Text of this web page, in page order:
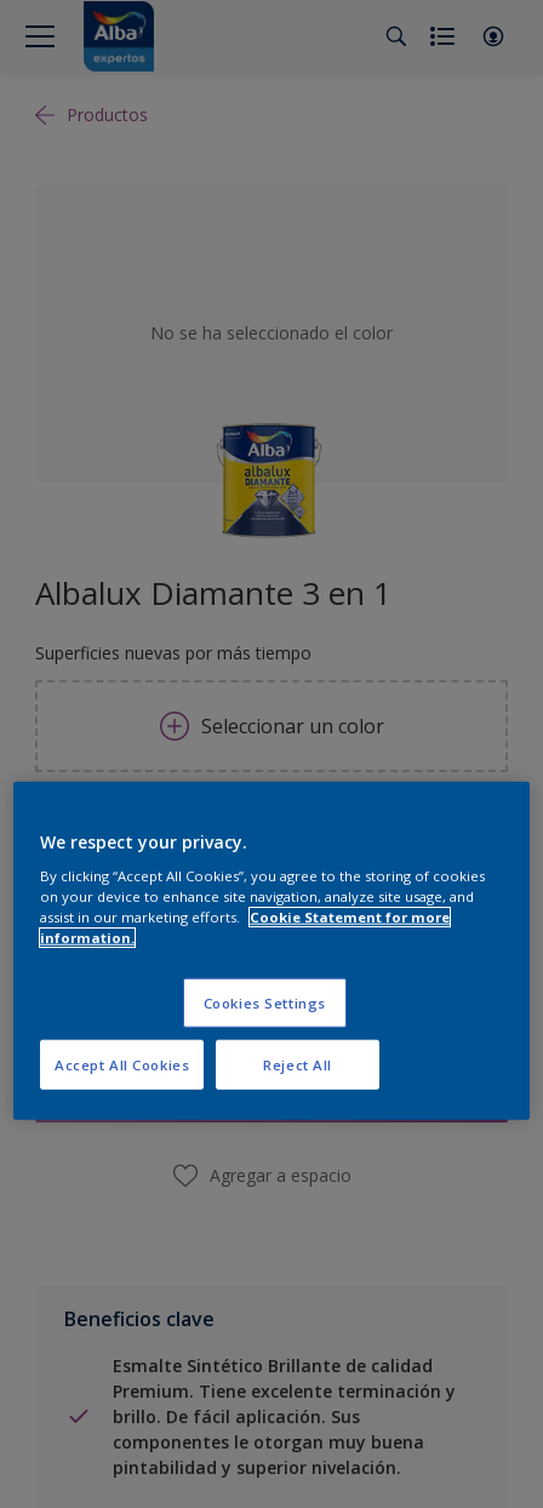
Productos
No se ha seleccionado el color
Albalux Diamante 3 en 1
Superficies nuevas por más tiempo
Seleccionar un color
250 ML
500 ML
4 L
Cantidad Calculadora de pintura
Agregar a la lista de deseos
Encontrar una tienda
Agregar a espacio
Beneficios clave
Esmalte Sintético Brillante de calidad
Premium. Tiene excelente terminación y
brillo. De fácil aplicación. Sus
componentes le otorgan muy buena
pintabilidad y superior nivelación.
We respect your privacy.
By clicking “Accept All Cookies”, you agree to the storing of cookies
on your device to enhance site navigation, analyze site usage, and
assist in our marketing efforts.
Cookie Statement for more
information.
Cookies Settings
Reject All
Accept All Cookies